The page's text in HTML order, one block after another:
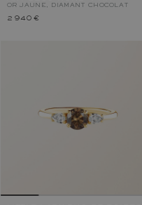
OR JAUNE, DIAMANT CHOCOLAT
2 940 €